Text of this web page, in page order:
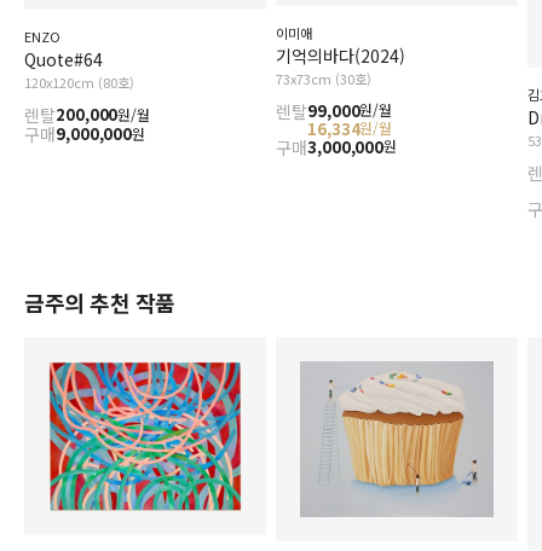
ENZO
Quote#64
120x120cm (80호)
렌탈200,000원/월
구매9,000,000원
이미애
기억의바다(2024)
73x73cm (30호)
렌탈99,000원/월
16,334원/월
구매3,000,000원
금주의 추천 작품